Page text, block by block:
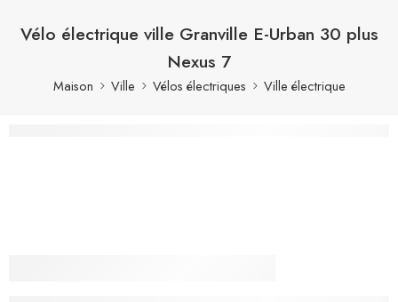
Vélo électrique ville Granville E-Urban 30 plus
Nexus 7
Maison Ville Vélos électriques Ville électrique